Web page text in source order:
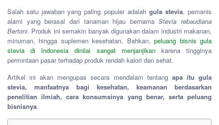
Salah satu jawaban yang paling populer adalah gula stevia, pemanis
alami yang berasal dari tanaman hijau bernamaStevia rebaudiana
Bertoni. Produk ini semakin banyak digunakan dalam industri makanan,
minuman, hingga suplemen kesehatan. Bahkan,peluang bisnis gula
stevia di Indonesia dinilai sangat menjanjikankarena tingginya
permintaan pasar terhadap produk rendah kalori dan sehat.
Artikel ini akan mengupas secara mendalam tentang apa itu gula
stevia, manfaatnya bagi kesehatan, keamanan berdasarkan
penelitian ilmiah, cara konsumsinya yang benar, serta peluang
bisnisnya.